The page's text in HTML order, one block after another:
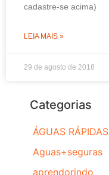
cadastre-se acima)
LEIA MAIS »
29 de agosto de 2018
Categorias
ÁGUAS
Aguas+seguras
aprendorindo